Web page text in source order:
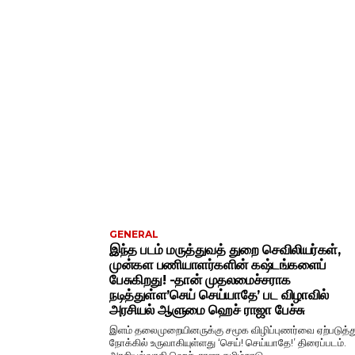
GENERAL
இந்த படம் மருத்துவத் துறை செவிலியர்கள்,
முன்கள பணியாளர்களின் கஷ்டங்களைப்
பேசுகிறது! -தான் முதலமைச்சராக
நடித்துள்ள’செய் செய்யாதே’ பட விழாவில்
அரசியல் ஆளுமை ஹெச் ராஜா பேச்சு
இளம் தலைமுறையினருக்கு சமூக விழிப்புணர்வை
நோக்கில் உருவாகியுள்ளது ‘செய்! செய்யாதே!’ திரைப்படம்.